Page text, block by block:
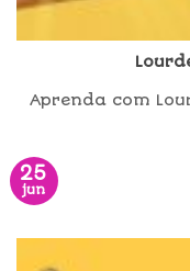
Aprenda com
25
jun